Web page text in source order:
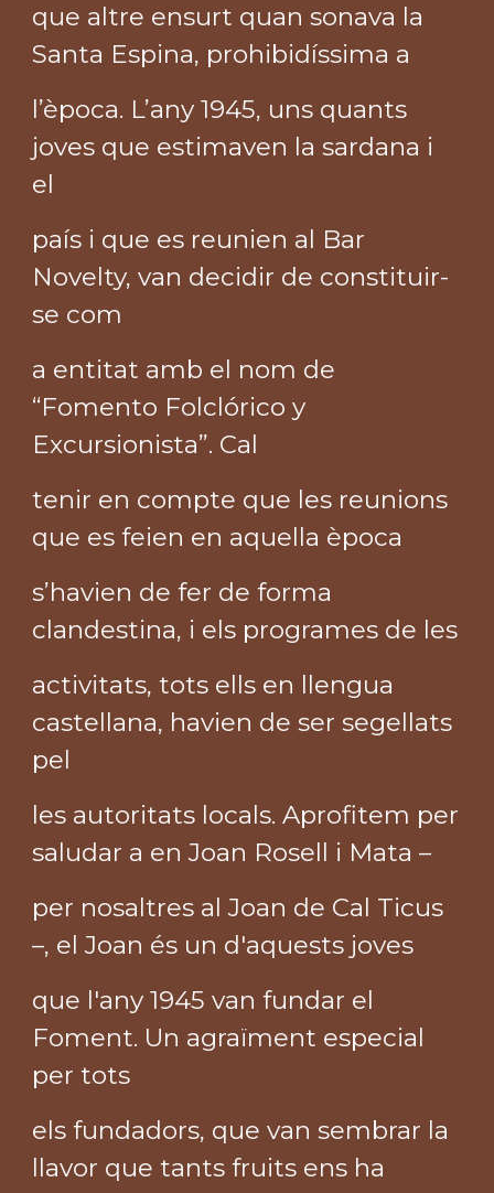
que altre ensurt quan sonava la
Santa Espina, prohibidíssima a
l’època. L’any 1945, uns quants
joves que estimaven la sardana i
el
país i que es reunien al Bar
Novelty, van decidir de constituir-
se com
a entitat amb el nom de
“Fomento Folclórico y
Excursionista”. Cal
tenir en compte que les reunions
que es feien en aquella època
s’havien de fer de forma
clandestina, i els programes de les
activitats, tots ells en llengua
castellana, havien de ser segellats
pel
les autoritats locals. Aprofitem per
saludar a en Joan Rosell i Mata –
per nosaltres al Joan de Cal Ticus
–, el Joan és un d'aquests joves
que l'any 1945 van fundar el
Foment. Un agraïment especial
per tots
els fundadors, que van sembrar la
llavor que tants fruits ens ha